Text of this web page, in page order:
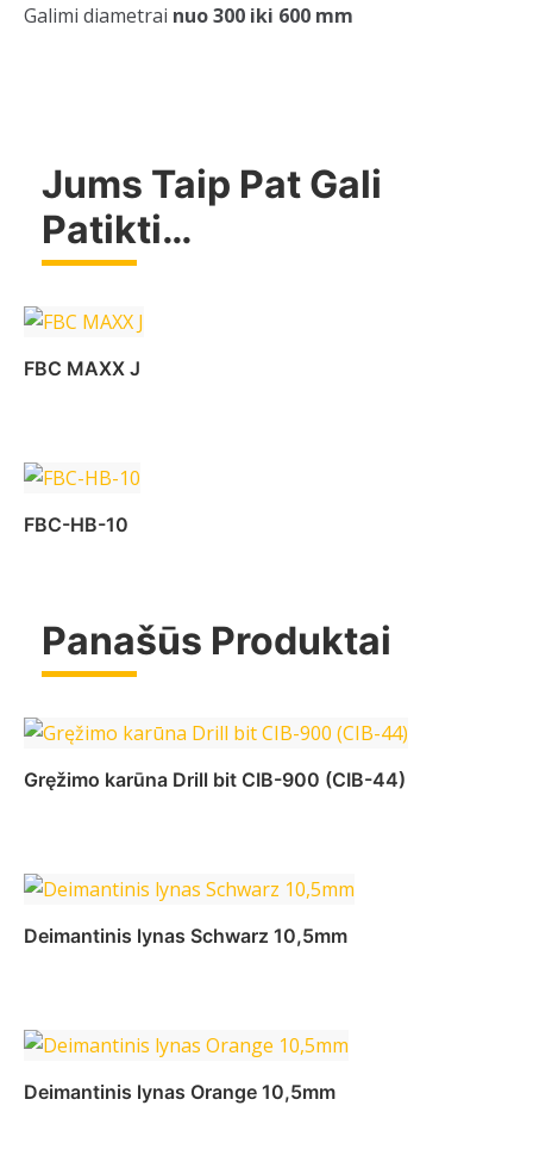
Galimi diametrai nuo 300 iki 600 mm
Jums Taip Pat Gali
Patikti…
FBC MAXX J
Daugiau
FBC-HB-10
Daugiau
Panašūs Produktai
Gręžimo karūna Drill bit CIB-900 (CIB-44)
Daugiau
Deimantinis lynas Schwarz 10,5mm
Daugiau
Deimantinis lynas Orange 10,5mm